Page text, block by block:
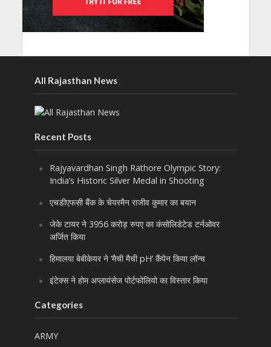
All Rajasthan News
Recent Posts
Rajyavardhan Singh Rathore Olympic Story:
India’s Historic Silver Medal in Shooting
एचडीएफसी बैंक के चेयरमैन राजीव कुमार का बयान
जेके टायर ने 3956 करोड़ रुपए का कंसोलिडेटेड टर्नओवर
अर्जित किया
हिमालया बेबीकेयर ने ‘मैची मैची pH’ कैंपेन किया लॉन्च
इंटेक्स ने होम अप्लायंसेज पोर्टफोलियो का विस्तार किया
Categories
ARMY